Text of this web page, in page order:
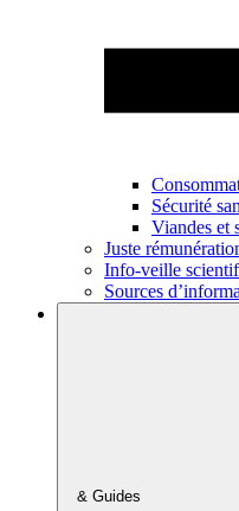
Sécurité
Viandes et
Juste
Info-veille
Sources
& Guides